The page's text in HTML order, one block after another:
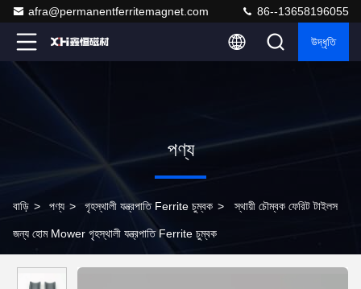
afra@permanentferritemagnet.com 86--13658196055
উদ্ধৃতি
পণ্য
বাড়ি > পণ্য > গৃহস্থালী যন্ত্রপাতি Ferrite চুম্বক > স্থায়ী চৌম্বক ফেরিট টাইলস
জন্য হোম Mower গৃহস্থালী যন্ত্রপাতি Ferrite চুম্বক